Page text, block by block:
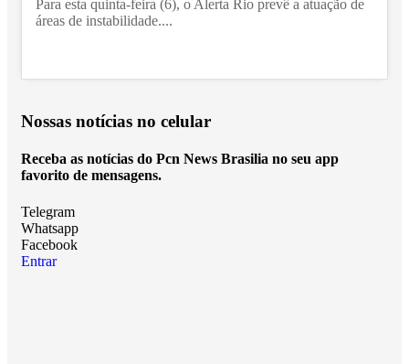
Para esta quinta-feira (6), o Alerta Rio prevê a atuação de
áreas de instabilidade....
Nossas notícias no celular
Receba as notícias do Pcn News Brasilia no seu app
favorito de mensagens.
Telegram
Whatsapp
Facebook
Entrar